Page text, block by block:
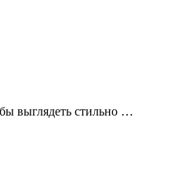
выглядеть стильно …